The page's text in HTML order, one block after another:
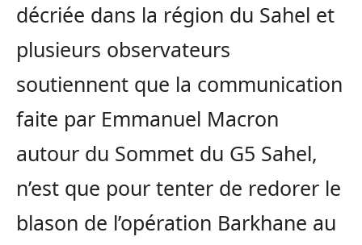
décriée dans la région du Sahel et
plusieurs observateurs
soutiennent que la communication
faite par Emmanuel Macron
autour du Sommet du G5 Sahel,
n’est que pour tenter de redorer le
blason de l’opération Barkhane au